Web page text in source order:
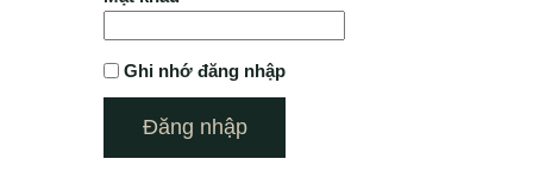
Ghi nhớ đăng nhập